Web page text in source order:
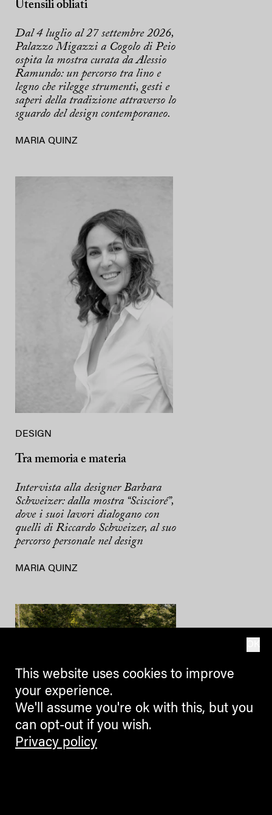
Utensili obliati
Dal 4 luglio al 27 settembre 2026,
Palazzo Migazzi a Cogolo di Peio
ospita la mostra curata da Alessio
Ramundo: un percorso tra lino e
legno che rilegge strumenti, gesti e
saperi della tradizione attraverso lo
sguardo del design contemporaneo.
MARIA QUINZ
DESIGN
Tra memoria e materia
Intervista alla designer Barbara
Schweizer: dalla mostra “Sciscioré”,
dove i suoi lavori dialogano con
quelli di Riccardo Schweizer, al suo
percorso personale nel design
MARIA QUINZ
DESIGN
This website uses cookies to improve
your experience.
We'll assume you're ok with this, but you
can opt-out if you wish.
Privacy policy